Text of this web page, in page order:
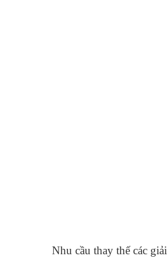
Nhu cầu thay thế các